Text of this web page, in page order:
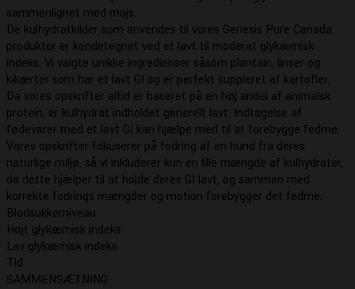
sammenlignet med majs.
De kulhydratkilder som anvendes til vores Genesis Pure Canada
produkter er kendetegnet ved et lavt til moderat glykæmisk
indeks. Vi valgte unikke ingredienser såsom plantain, linser og
kikærter som har et lavt GI og er perfekt suppleret af kartofler.
Da vores opskrifter altid er baseret på en høj andel af animalsk
protein, er kulhydrat indholdet generelt lavt. Indtagelse af
fødevarer med et lavt GI kan hjælpe med til at forebygge fedme.
Vores opskrifter fokuserer på fodring af en hund fra deres
naturlige miljø, så vi inkluderer kun en lille mængde af kulhydrater,
da dette hjælper til at holde deres GI lavt, og sammen med
korrekte fodrings mængder og motion forebygger det fedme.
Blodsukkerniveau
Højt glykæmisk indeks
Lav glykæmisk indeks
Tid
SAMMENSÆTNING